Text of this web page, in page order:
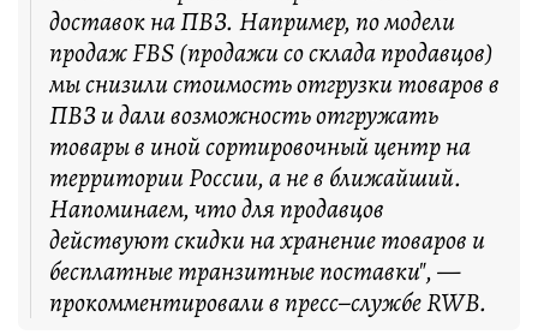
доставок на ПВЗ. Например, по модели
продаж FBS (продажи со склада продавцов)
мы снизили стоимость отгрузки товаров в
ПВЗ и дали возможность отгружать
товары в иной сортировочный центр на
территории России, а не в ближайший.
Напоминаем, что для продавцов
действуют скидки на хранение товаров и
бесплатные транзитные поставки", —
прокомментировали в пресс–службе RWB.